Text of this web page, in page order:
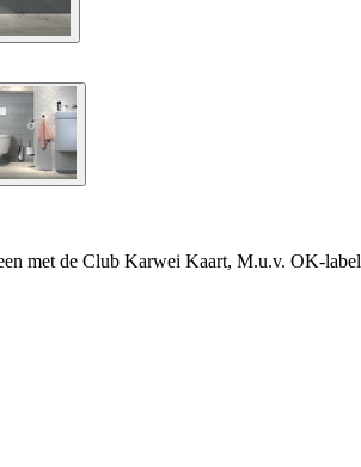
met de Club Karwei Kaart, M.u.v. OK-label